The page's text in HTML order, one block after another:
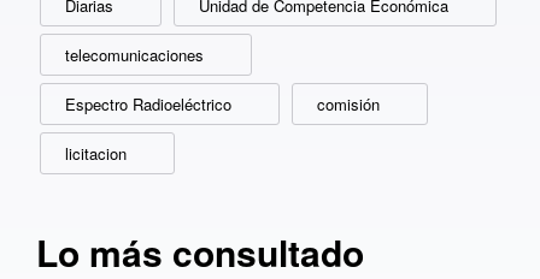
Diarias Unidad de Competencia Económica
telecomunicaciones
Espectro Radioeléctrico comisión
licitacion
Lo más consultado